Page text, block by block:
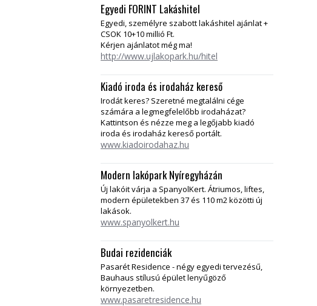
Egyedi FORINT Lakáshitel
Egyedi, személyre szabott lakáshitel ajánlat +
CSOK 10+10 millió Ft.
Kérjen ajánlatot még ma!
http://www.ujlakopark.hu/hitel
Kiadó iroda és irodaház kereső
Irodát keres? Szeretné megtalálni cége
számára a legmegfelelőbb irodaházat?
Kattintson és nézze meg a legőjabb kiadó
iroda és irodaház kereső portált.
www.kiadoirodahaz.hu
Modern lakópark Nyíregyházán
Új lakóit várja a SpanyolKert. Átriumos, liftes,
modern épületekben 37 és 110 m2 közötti új
lakások.
www.spanyolkert.hu
Budai rezidenciák
Pasarét Residence - négy egyedi tervezésű,
Bauhaus stílusú épület lenyűgöző
környezetben.
www.pasaretresidence.hu